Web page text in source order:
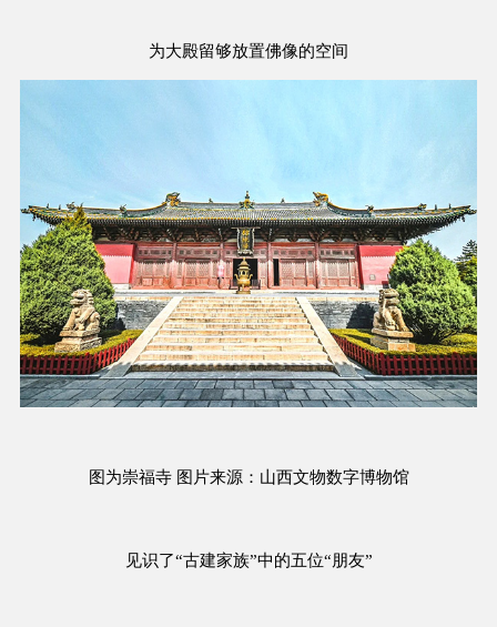
为大殿留够放置佛像的空间
图为崇福寺 图片来源：山西文物数字博物馆
见识了“古建家族”中的五位“朋友”